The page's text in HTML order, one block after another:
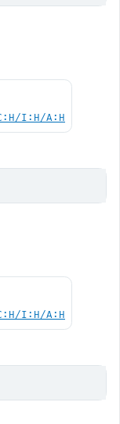
I:H/A:H
I:H/A:H